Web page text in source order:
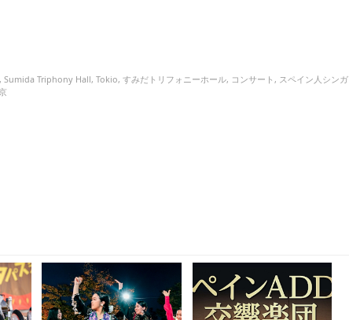
, Sumida Triphony Hall, Tokio, すみだトリフォニーホール, コンサート , スペイン人シンガ